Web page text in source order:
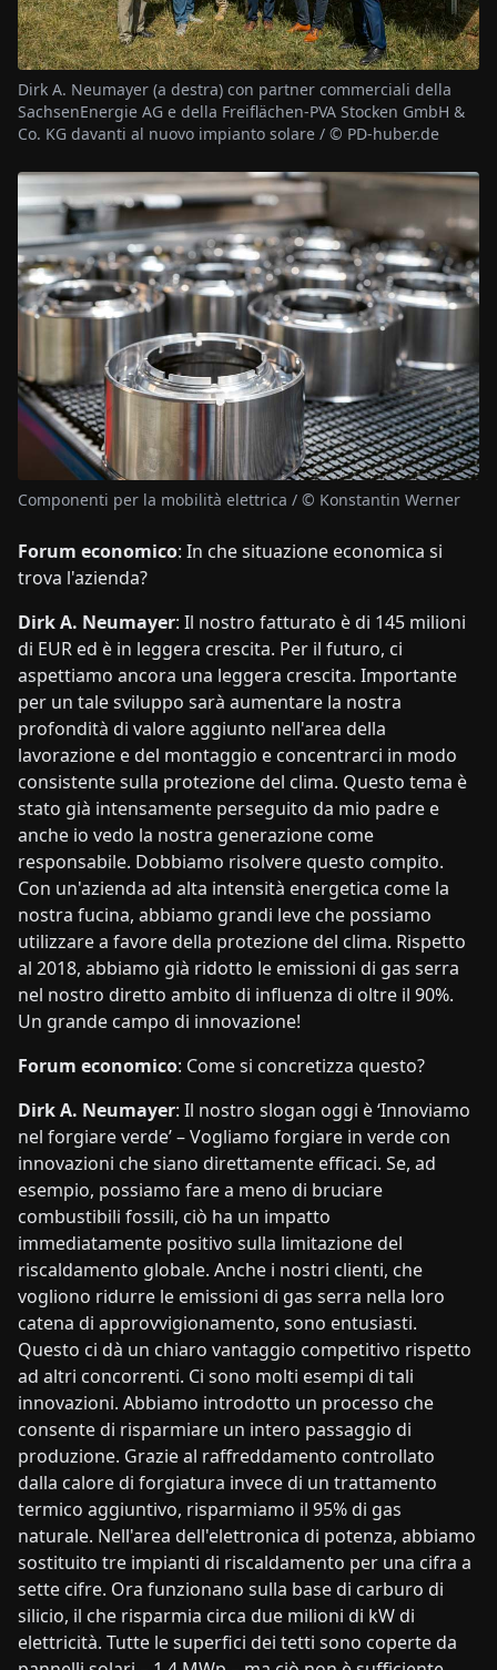
Dirk A. Neumayer (a destra) con partner commerciali della
SachsenEnergie AG e della Freiflächen-PVA Stocken GmbH &
Co. KG davanti al nuovo impianto solare / © PD-huber.de
Componenti per la mobilità elettrica / © Konstantin Werner
Forum economico: In che situazione economica si
trova l'azienda?
Dirk A. Neumayer: Il nostro fatturato è di 145 milioni
di EUR ed è in leggera crescita. Per il futuro, ci
aspettiamo ancora una leggera crescita. Importante
per un tale sviluppo sarà aumentare la nostra
profondità di valore aggiunto nell'area della
lavorazione e del montaggio e concentrarci in modo
consistente sulla protezione del clima. Questo tema è
stato già intensamente perseguito da mio padre e
anche io vedo la nostra generazione come
responsabile. Dobbiamo risolvere questo compito.
Con un'azienda ad alta intensità energetica come la
nostra fucina, abbiamo grandi leve che possiamo
utilizzare a favore della protezione del clima. Rispetto
al 2018, abbiamo già ridotto le emissioni di gas serra
nel nostro diretto ambito di influenza di oltre il 90%.
Un grande campo di innovazione!
Forum economico: Come si concretizza questo?
Dirk A. Neumayer: Il nostro slogan oggi è ‘Innoviamo
nel forgiare verde’ – Vogliamo forgiare in verde con
innovazioni che siano direttamente efficaci. Se, ad
esempio, possiamo fare a meno di bruciare
combustibili fossili, ciò ha un impatto
immediatamente positivo sulla limitazione del
riscaldamento globale. Anche i nostri clienti, che
vogliono ridurre le emissioni di gas serra nella loro
catena di approvvigionamento, sono entusiasti.
Questo ci dà un chiaro vantaggio competitivo rispetto
ad altri concorrenti. Ci sono molti esempi di tali
innovazioni. Abbiamo introdotto un processo che
consente di risparmiare un intero passaggio di
produzione. Grazie al raffreddamento controllato
dalla calore di forgiatura invece di un trattamento
termico aggiuntivo, risparmiamo il 95% di gas
naturale. Nell'area dell'elettronica di potenza, abbiamo
sostituito tre impianti di riscaldamento per una cifra a
sette cifre. Ora funzionano sulla base di carburo di
silicio, il che risparmia circa due milioni di kW di
elettricità. Tutte le superfici dei tetti sono coperte da